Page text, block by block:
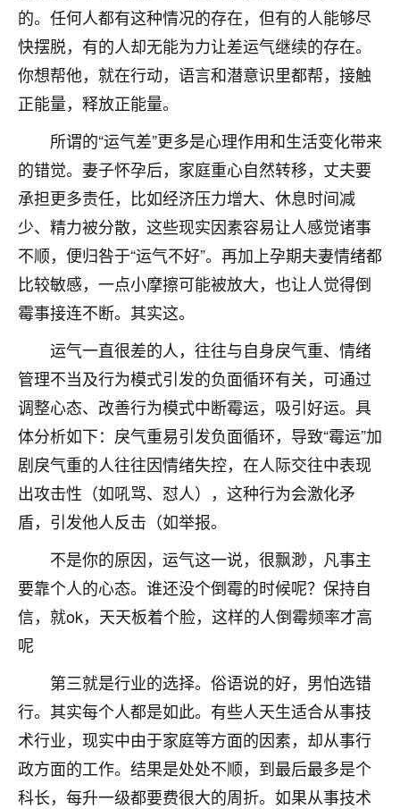
的。任何人都有这种情况的存在，但有的人能够尽
快摆脱，有的人却无能为力让差运气继续的存在。
你想帮他，就在行动，语言和潜意识里都帮，接触
正能量，释放正能量。
所谓的“运气差”更多是心理作用和生活变化带来
的错觉。妻子怀孕后，家庭重心自然转移，丈夫要
承担更多责任，比如经济压力增大、休息时间减
少、精力被分散，这些现实因素容易让人感觉诸事
不顺，便归咎于“运气不好”。再加上孕期夫妻情绪都
比较敏感，一点小摩擦可能被放大，也让人觉得倒
霉事接连不断。其实这。
运气一直很差的人，往往与自身戾气重、情绪
管理不当及行为模式引发的负面循环有关，可通过
调整心态、改善行为模式中断霉运，吸引好运。具
体分析如下：戾气重易引发负面循环，导致“霉运”加
剧戾气重的人往往因情绪失控，在人际交往中表现
出攻击性（如吼骂、怼人），这种行为会激化矛
盾，引发他人反击（如举报。
不是你的原因，运气这一说，很飘渺，凡事主
要靠个人的心态。谁还没个倒霉的时候呢？保持自
信，就ok，天天板着个脸，这样的人倒霉频率才高
呢
第三就是行业的选择。俗语说的好，男怕选错
行。其实每个人都是如此。有些人天生适合从事技
术行业，现实中由于家庭等方面的因素，却从事行
政方面的工作。结果是处处不顺，到最后最多是个
科长，每升一级都要费很大的周折。如果从事技术
心心相印
我身体不太好，总是病病殃殃的，去检查又没什么大
问题，反正就是不舒服。中医西医看遍了，找不到问
题，后来无意中看到有人推荐慧来老师，跟老师聊过
之后，心情豁然开朗，也听老师建议，处理了一些因
果问题。今年以来，身体比以前好多，主要是心情好
了，老师说境随心转，现在深有体会了。
鹿森 ：是的，其实跟老师聊过之后，最大的感
触，首先就是心态会变好，万般皆是命，半点
不由人！
1天前 来自四川 9
金白水清
我也想找老师看看，有没有人给个联系方式的啊？
鹿森 ：慧来老师微信：gjsy0624
1天前 来自江西 12
青春168
我也想要，我也想要！
2天前 来自山西
Jessica李
老师做不做超度法事？我想给我奶奶做超度，她今年
刚去世了。
做梦梦见她，后来也是朋友介绍，找到慧来老
师，安排了超度法事，做梦再也没有梦到过
了，一开始是半信半疑的，图个心安，给亡母
超度，现在看来，人不信也不行。
2天前 来自云南